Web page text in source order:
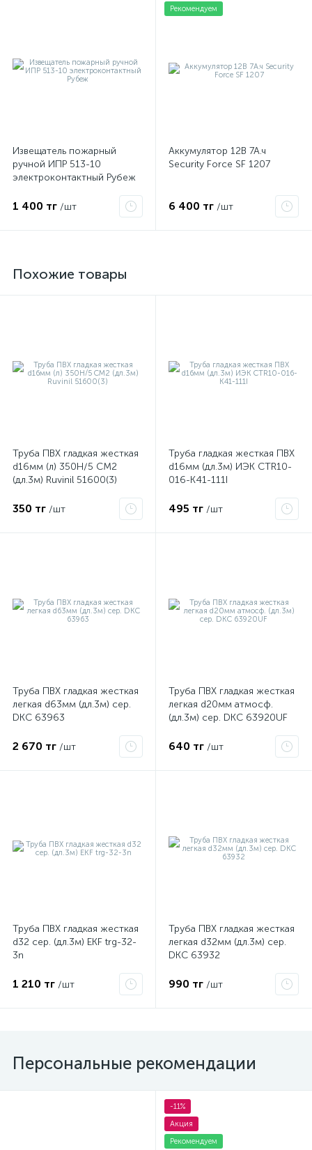
Извещатель пожарный
ручной ИПР 513-10
электроконтактный Рубеж
1 400 тг /шт
Рекомендуем
Аккумулятор 12В 7А.ч
Security Force SF 1207
6 400 тг /шт
Похожие товары
Труба ПВХ гладкая жесткая
d16мм (л) 350Н/5 СМ2
(дл.3м) Ruvinil 51600(3)
350 тг /шт
Труба гладкая жесткая ПВХ
d16мм (дл.3м) ИЭК CTR10-
016-K41-111I
495 тг /шт
Труба ПВХ гладкая жесткая
легкая d63мм (дл.3м) сер.
DKC 63963
2 670 тг /шт
Труба ПВХ гладкая жесткая
легкая d20мм атмосф.
(дл.3м) сер. DKC 63920UF
640 тг /шт
Труба ПВХ гладкая жесткая
d32 сер. (дл.3м) EKF trg-32-
3n
1 210 тг /шт
Труба ПВХ гладкая жесткая
легкая d32мм (дл.3м) сер.
DKC 63932
990 тг /шт
Персональные рекомендации
-11%
Акция
Рекомендуем